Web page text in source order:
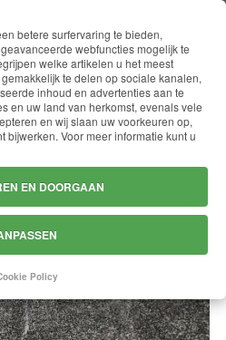
BLACK
betere surfervaring te bieden,
webfuncties mogelijk te
welke artikelen u het meest
te delen op sociale kanalen,
inhoud en advertenties aan te
en uw land van herkomst, evenals vele
en wij slaan uw voorkeuren op,
bijwerken. Voor meer informatie kunt u
EN DOORGAAN
Policy